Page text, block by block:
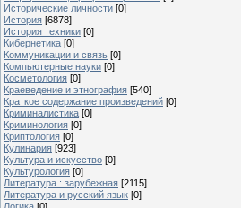
Исторические личности [0]
История [6878]
История техники [0]
Кибернетика [0]
Коммуникации и связь [0]
Компьютерные науки [0]
Косметология [0]
Краеведение и этнография [540]
Краткое содержание произведений [0]
Криминалистика [0]
Криминология [0]
Криптология [0]
Кулинария [923]
Культура и искусство [0]
Культурология [0]
Литература : зарубежная [2115]
Литература и русский язык [0]